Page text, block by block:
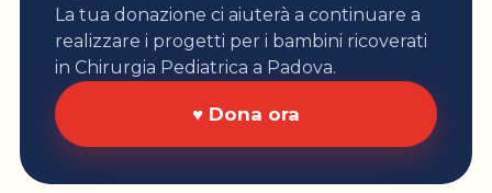
La tua donazione ci aiuterà a continuare a
realizzare i progetti per i bambini ricoverati
in Chirurgia Pediatrica a Padova.
♥ Dona ora